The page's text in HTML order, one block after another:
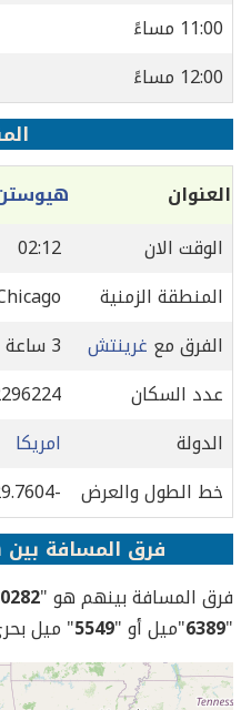
11:00 مساءً
12:00 مساءً
العنوان
الوقت الان
02:12
المنطقة الزمنية
الفرق مع غرينتش 3 ساعة
عدد السكان
الدولة
امريكا
خط الطول والعرض
-95.3698,29.7604
فرق المسافة
فرق المسافة بينهم هو "
"
6389"ميل أو "5549" ميل